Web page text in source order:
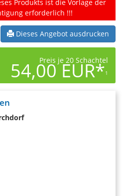
Produkts ist die Vorlage der
erforderlich !!!
Dieses Angebot ausdrucken
Preis je 20 Schachtel
54,00 EUR*1